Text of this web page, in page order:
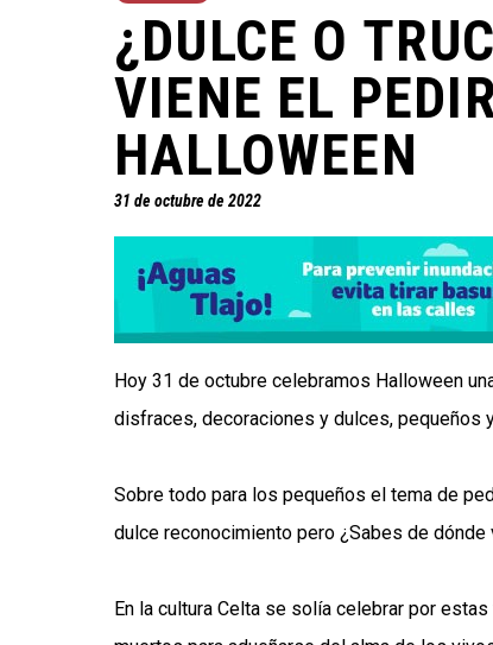
¿DULCE O
VIENE EL
HALLOWEEN
31 de octubre de 2022
Hoy 31 de octubre celebramos Halloween
disfraces, decoraciones y dulces, pequeños
Sobre todo para los pequeños el tema de
dulce reconocimiento pero ¿Sabes de
En la cultura Celta se solía celebrar por